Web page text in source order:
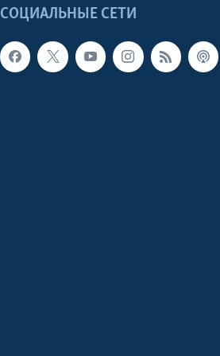
СОЦИАЛЬНЫЕ СЕТИ